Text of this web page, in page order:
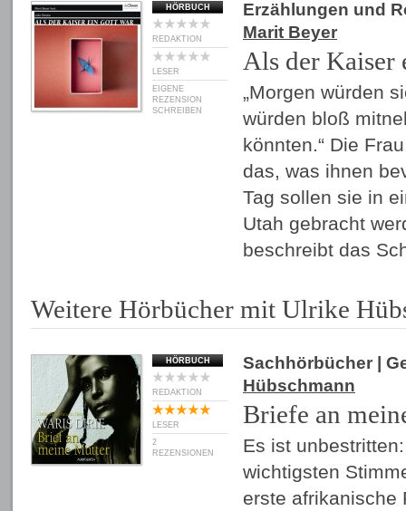
HÖRBUCH
REDAKTION
LESER
EIGENE
REZENSION
SCHREIBEN
Erzählungen und
Marit Beyer
Als der Kaiser
„Morgen würden
würden bloß
könnten.“ Die
das, was ihnen
Tag sollen sie in
Utah gebracht
beschreibt das
Weitere Hörbücher mit Ulrike
HÖRBUCH
REDAKTION
LESER
2
REZENSIONEN
Sachhörbücher |
Hübschmann
Briefe an
Es ist
wichtigsten
erste afrikanische